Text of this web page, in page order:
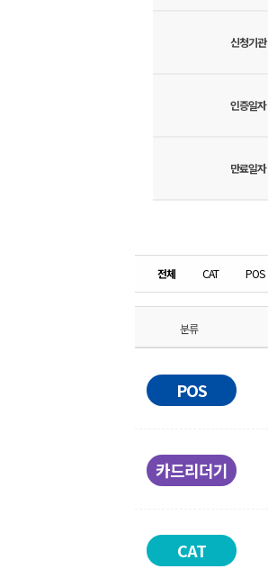
신청기관
인증일자
만료일자
전체 CAT POS
분류
POS
카드리더기
CAT